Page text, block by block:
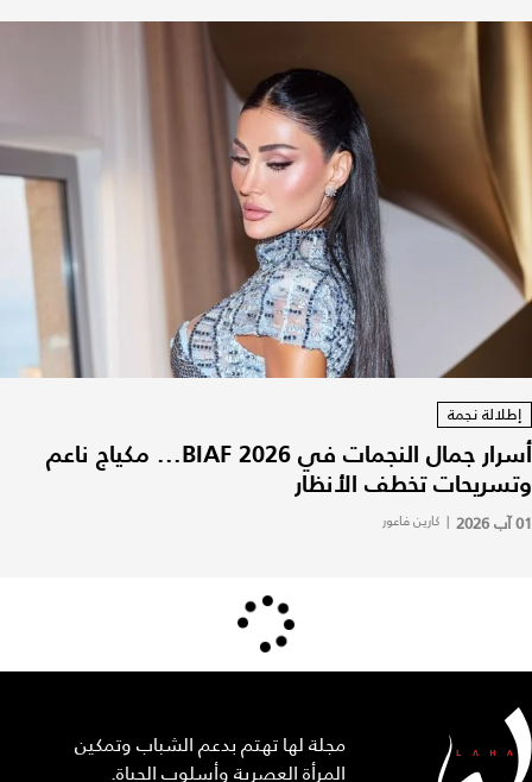
إطلالة نجمة
أسرار جمال النجمات في BIAF 2026... مكياج ناعم
وتسريحات تخطف الأنظار
01 آب 2026 | كارين فاعور
مجلة لها تهتم بدعم الشباب وتمكين
المرأة العصرية وأسلوب الحياة.